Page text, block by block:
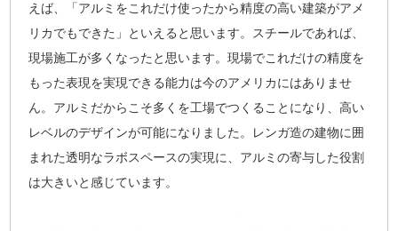
えば、「アルミをこれだけ使ったから精度の高い建築がアメ
リカでもできた」といえると思います。スチールであれば、
現場施工が多くなったと思います。現場でこれだけの精度を
もった表現を実現できる能力は今のアメリカにはありませ
ん。アルミだからこそ多くを工場でつくることになり、高い
レベルのデザインが可能になりました。レンガ造の建物に囲
まれた透明なラボスペースの実現に、アルミの寄与した役割
は大きいと感じています。